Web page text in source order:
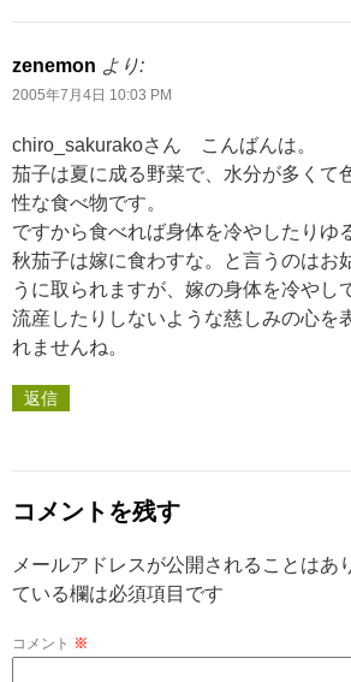
zenemon より:
2005年7月4日 10:03 PM
chiro_sakurakoさん こんばんは。
茄子は夏に成る野菜で、水分が多くて
性な食べ物です。
ですから食べれば身体を冷やしたり
秋茄子は嫁に食わすな。と言うのはお
うに取られますが、嫁の身体を冷やし
流産したりしないような慈しみの心を
れませんね。
返信
コメントを残す
メールアドレスが公開されることはあ
ている欄は必須項目です
コメント ※